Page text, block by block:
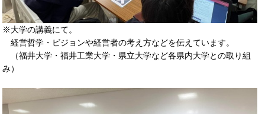
※大学の講義にて。
経営哲学・ビジョンや経営者の考え方などを伝えています。
（福井大学・福井工業大学・県立大学など各県内大学との取り組
み）